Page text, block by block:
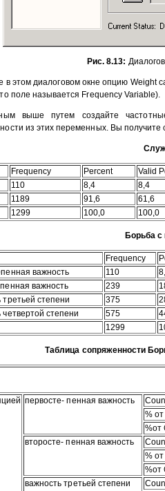
Рис. 8.13:
в этом диалоговом окне опцию Weight
поле называется Frequency Variable).
выше путем создайте
из этих переменных. Вы получите
Frequency Percent Valid
110 8,4 8,4
1189 91,6 61,6
1299 100,0 100,0
Борьба
Frequency
важность 110
важность
239
третьей степени
375
четвертой степени
575
1299
Таблица сопряженности
первосте- пенная важность
%
%от
второсте- пенная важность
%
%от
важность третьей степени